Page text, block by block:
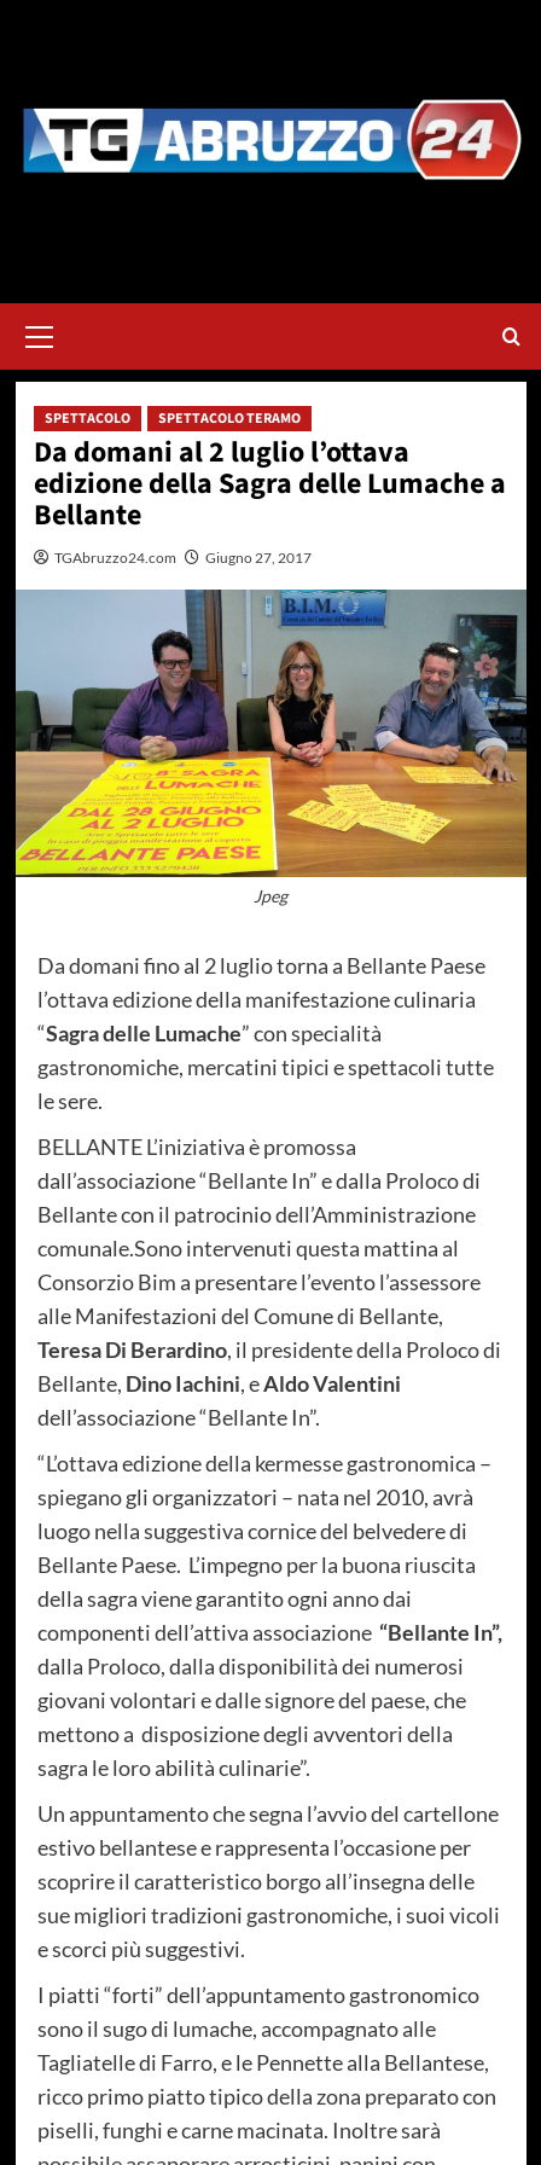
principale
SPETTACOLO SPETTACOLO TERAMO
Da domani al 2 luglio l’ottava
edizione della Sagra delle Lumache a
Bellante
TGAbruzzo24.com Giugno 27, 2017
Jpeg
Da domani fino al 2 luglio torna a Bellante Paese
l’ottava edizione della manifestazione culinaria
“Sagra delle Lumache” con specialità
gastronomiche, mercatini tipici e spettacoli tutte
le sere.
BELLANTE L’iniziativa è promossa
dall’associazione “Bellante In” e dalla Proloco di
Bellante con il patrocinio dell’Amministrazione
comunale.Sono intervenuti questa mattina al
Consorzio Bim a presentare l’evento l’assessore
alle Manifestazioni del Comune di Bellante,
Teresa Di Berardino, il presidente della Proloco di
Bellante, Dino Iachini, eAldo Valentini
dell’associazione “Bellante In”.
“L’ottava edizione della kermesse gastronomica –
spiegano gli organizzatori – nata nel 2010, avrà
luogo nella suggestiva cornice del belvedere di
Bellante Paese. L’impegno per la buona riuscita
della sagra viene garantito ogni anno dai
componenti dell’attiva associazione “Bellante In”,
dalla Proloco, dalla disponibilità dei numerosi
giovani volontari e dalle signore del paese, che
mettono a disposizione degli avventori della
sagra le loro abilità culinarie”.
Un appuntamento che segna l’avvio del cartellone
estivo bellantese e rappresenta l’occasione per
scoprire il caratteristico borgo all’insegna delle
sue migliori tradizioni gastronomiche, i suoi vicoli
e scorci più suggestivi.
I piatti “forti” dell’appuntamento gastronomico
sono il sugo di lumache, accompagnato alle
Tagliatelle di Farro, e le Pennette alla Bellantese,
ricco primo piatto tipico della zona preparato con
piselli, funghi e carne macinata. Inoltre sarà